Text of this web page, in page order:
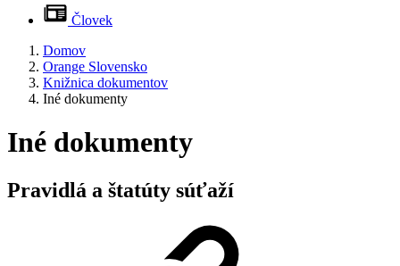
Človek
Domov
Orange Slovensko
Knižnica dokumentov
Iné dokumenty
Iné dokumenty
Pravidlá a štatúty súťaží